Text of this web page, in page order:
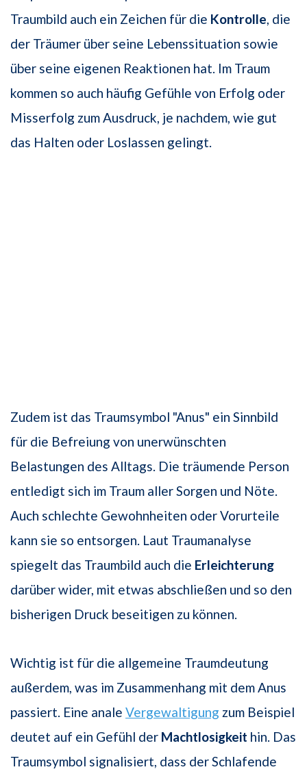
Traumbild auch ein Zeichen für die Kontrolle, die
der Träumer über seine Lebenssituation sowie
über seine eigenen Reaktionen hat. Im Traum
kommen so auch häufig Gefühle von Erfolg oder
Misserfolg zum Ausdruck, je nachdem, wie gut
das Halten oder Loslassen gelingt.
Zudem ist das Traumsymbol "Anus" ein Sinnbild
für die Befreiung von unerwünschten
Belastungen des Alltags. Die träumende Person
entledigt sich im Traum aller Sorgen und Nöte.
Auch schlechte Gewohnheiten oder Vorurteile
kann sie so entsorgen. Laut Traumanalyse
spiegelt das Traumbild auch die Erleichterung
darüber wider, mit etwas abschließen und so den
bisherigen Druck beseitigen zu können.
Wichtig ist für die allgemeine Traumdeutung
außerdem, was im Zusammenhang mit dem Anus
passiert. Eine anale Vergewaltigung zum Beispiel
deutet auf ein Gefühl der Machtlosigkeit hin. Das
Traumsymbol signalisiert, dass der Schlafende